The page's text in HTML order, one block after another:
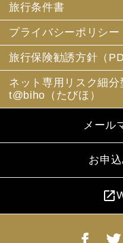
旅行条件書
プライバシーポリシー
旅行保険勧誘方針（
ネット専用リスク細
t@biho（たびほ）
メール
お申
open_in_new